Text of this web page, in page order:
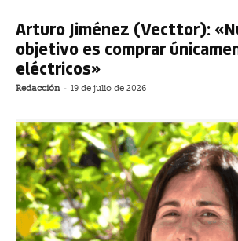
Arturo Jiménez (Vecttor):
objetivo es comprar
eléctricos»
Redacción - 19 de julio de 2026